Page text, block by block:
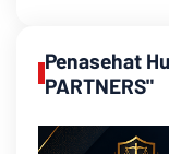
Penasehat
PARTNERS"